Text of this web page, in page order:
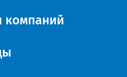
фестиваля, эстрадный
патриотического конкурса страны
телевизионных проектов
звания «Голос страны» Алексей
компаний